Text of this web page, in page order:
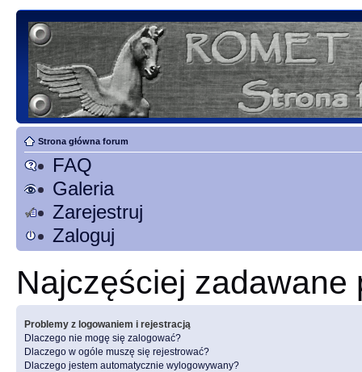
Strona główna forum
FAQ
Galeria
Zarejestruj
Zaloguj
Najczęściej zadawane
Problemy z logowaniem i rejestracją
Dlaczego nie mogę się zalogować?
Dlaczego w ogóle muszę się rejestrować?
Dlaczego jestem automatycznie wylogowywany?